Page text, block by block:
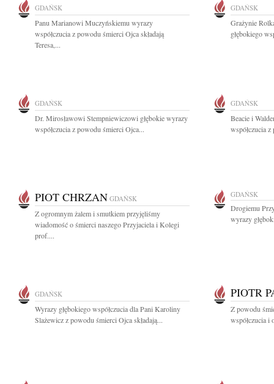
GDAŃSK
Panu Marianowi Muczyńskiemu wyrazy
współczucia z powodu śmierci Ojca składają
Teresa,...
GDAŃSK
Grażynie
głębokiego
GDAŃSK
Dr. Mirosławowi Stempniewiczowi głębokie wyrazy
współczucia z powodu śmierci Ojca...
GDAŃSK
Beacie i
współczucia
PIOT CHRZAN GDAŃSK
Z ogromnym żalem i smutkiem przyjęliśmy
wiadomość o śmierci naszego Przyjaciela i Kolegi
prof....
GDAŃSK
Drogiemu
wyrazy
GDAŃSK
Wyrazy głębokiego współczucia dla Pani Karoliny
Slażewicz z powodu śmierci Ojca składają...
PIOTR
Z powodu
współczucia i